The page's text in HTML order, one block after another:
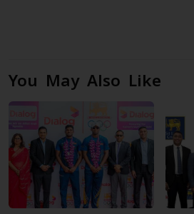
You May Also Like